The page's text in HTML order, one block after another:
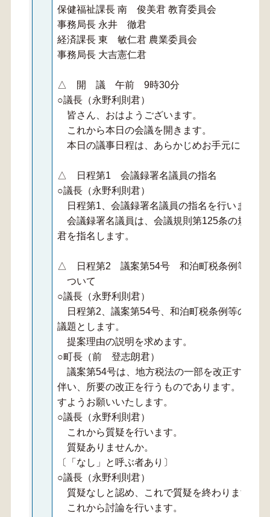
保健福祉課長 南 俊美君 教育委員会
事務局長 永井 徹君
経済課長 東 敏仁君 農業委員会
事務局長 大吉憲仁君
△ 開 議 午前 9時30分
○議長（永野利則君）
皆さん、おはようございます。
これから本日の会議を開きます。
本日の議事日程は、あらかじめお手元にお配
△ 日程第1 会議録署名議員の指名
○議長（永野利則君）
日程第1、会議録署名議員の指名を行います。
会議録署名議員は、会議規則第125条の規定に
君を指名します。
△ 日程第2 議案第54号 和泊町税条例等の一
ついて
○議長（永野利則君）
日程第2、議案第54号、和泊町税条例等の一部
議題とします。
提案理由の説明を求めます。
○町長（前 登志朗君）
議案第54号は、地方税法の一部を改正する法
伴い、所要の改正を行うものであります。よろ
すようお願いいたします。
○議長（永野利則君）
これから質疑を行います。
質疑ありませんか。
〔「なし」と呼ぶ者あり〕
○議長（永野利則君）
質疑なしと認め、これで質疑を終わります。
これから討論を行います。